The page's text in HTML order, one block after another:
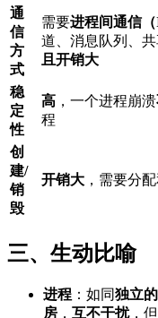
通
信
方
式
需要进程间通信（
道、消息队列、共
且开销大
稳
定
性
高 ，一个进程崩溃
程
创
建/
销
毁
开销大 ，需要分
三、生动比喻
进程 ：如同独立
房 ， 互不干扰，但